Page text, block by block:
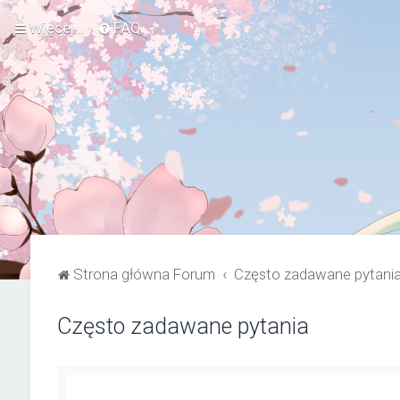
Więcej… FAQ
Strona główna Forum Często zadawane
Często zadawane pytania